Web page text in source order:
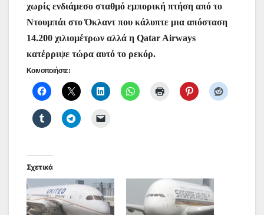
χωρίς ενδιάμεσο σταθμό εμπορική πτήση από το
Ντουμπάι στο Όκλαντ που κάλυπτε μια απόσταση
14.200 χιλιομέτρων αλλά η Qatar Airways
κατέρριψε τώρα αυτό το ρεκόρ.
Κοινοποιήστε:
Σχετικά